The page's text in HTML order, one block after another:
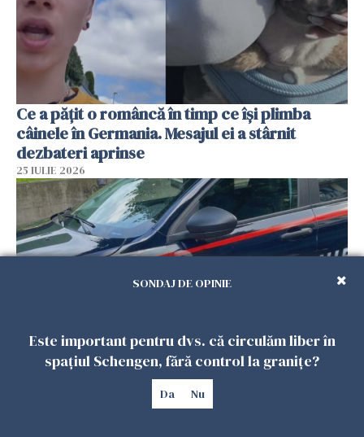
Ce a pățit o româncă în timp ce își plimba
câinele în Germania. Mesajul ei a stârnit
dezbateri aprinse
25 IULIE 2026
Româncă din Italia, acuzată că și-a lăsat copiii
singuri în casă pentru a merge la mall. Vecinii
SONDAJ DE OPINIE
Este important pentru dvs. că circulăm liber în
spațiul Schengen, fără control la granițe?
Da Nu